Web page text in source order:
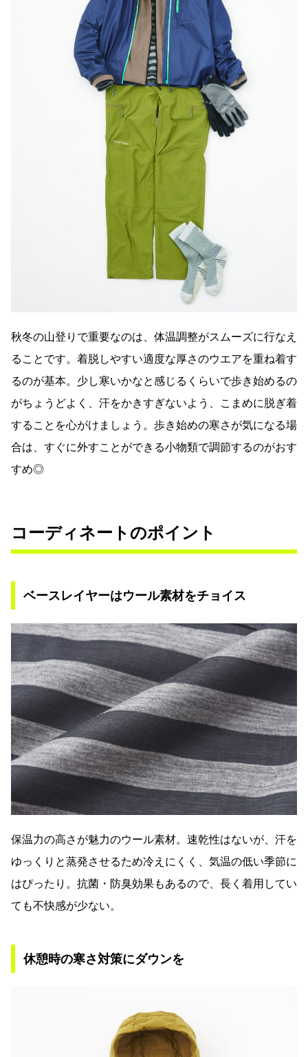
秋冬の山登りで重要なのは、体温調整がスムーズに行なえ
ることです。着脱しやすい適度な厚さのウエアを重ね着す
るのが基本。少し寒いかなと感じるくらいで歩き始めるの
がちょうどよく、汗をかきすぎないよう、こまめに脱ぎ着
することを心がけましょう。歩き始めの寒さが気になる場
合は、すぐに外すことができる小物類で調節するのがおす
すめ◎
コーディネートのポイント
ベースレイヤーはウール素材をチョイス
保温力の高さが魅力のウール素材。速乾性はないが、汗を
ゆっくりと蒸発させるため冷えにくく、気温の低い季節に
はぴったり。抗菌・防臭効果もあるので、長く着用してい
ても不快感が少ない。
休憩時の寒さ対策にダウンを